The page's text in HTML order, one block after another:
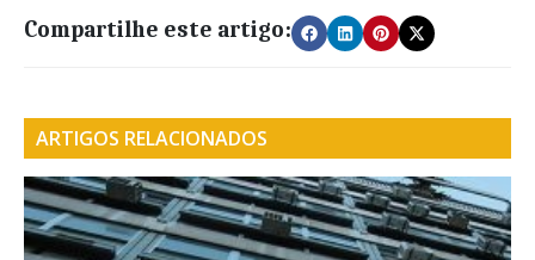
Compartilhe este artigo:
ARTIGOS RELACIONADOS